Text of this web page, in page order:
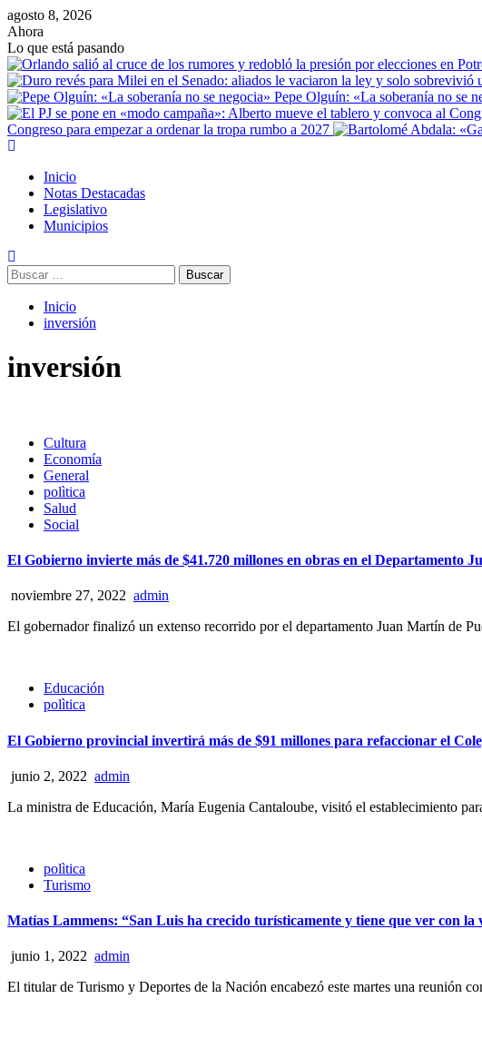
agosto 8, 2026
Ahora
Lo que está pasando
Pepe Olguín: «La soberanía no se
Congreso para empezar a ordenar la tropa rumbo a 2027
Inicio
Notas Destacadas
Legislativo
Municipios
Inicio
inversión
inversión
Cultura
Economía
General
polìtica
Salud
Social
El Gobierno invierte más de $41.720 millones en obras en el Departamento
noviembre 27, 2022 admin
El gobernador finalizó un extenso recorrido por el departamento Juan Martín de
Educación
polìtica
El Gobierno provincial invertirá más de $91 millones para refaccionar el
junio 2, 2022 admin
La ministra de Educación, María Eugenia Cantaloube, visitó el establecimiento
polìtica
Turismo
Matías Lammens: “San Luis ha crecido turísticamente y tiene que ver con la
junio 1, 2022 admin
El titular de Turismo y Deportes de la Nación encabezó este martes una reunión